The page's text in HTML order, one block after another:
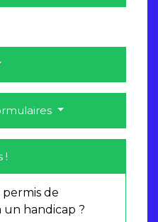
!
de
handicap ?